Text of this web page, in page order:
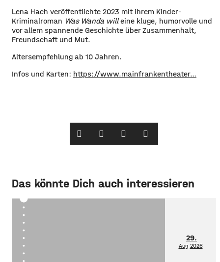
Lena Hach veröffentlichte 2023 mit ihrem Kinder-
Kriminalroman Was Wanda willeine kluge, humorvolle und
vor allem spannende Geschichte über Zusammenhalt,
Freundschaft und Mut.
Altersempfehlung ab 10 Jahren.
Infos und Karten: https://www.mainfrankentheater…
Das könnte Dich auch interessieren
29.
Aug 2026